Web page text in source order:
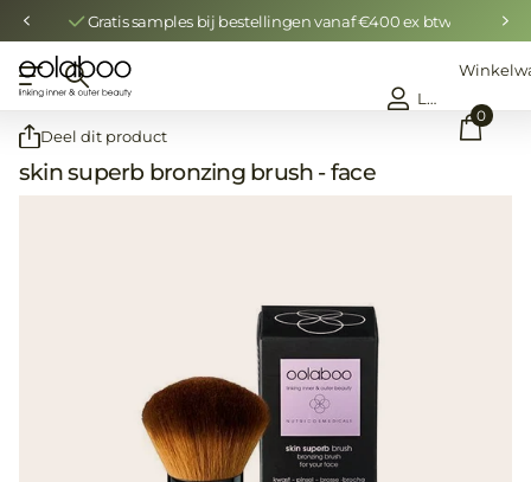
Gratis samples bij bestellingen vanaf €400 ex btw
Login
0
Deel dit product
skin superb bronzing brush - face